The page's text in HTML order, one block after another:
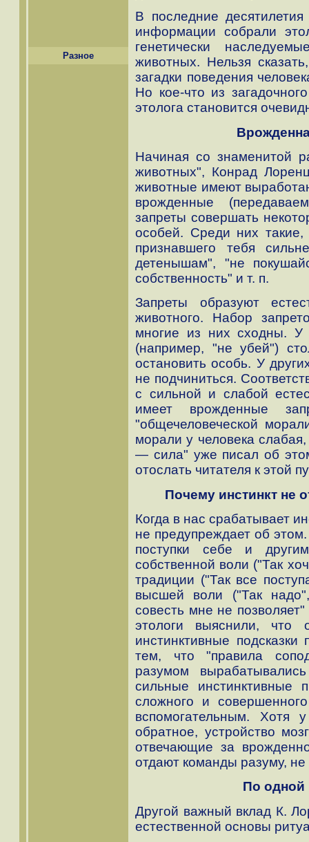
Разное
В последние
информации собрали
генетически
животных. Нельзя
загадки поведения
Но кое-что из
этолога становится
Начиная со знаменитой
животных", Конрад
животные имеют
врожденные
запреты совершать
особей. Среди них
признавшего тебя
детенышам", "не
собственность" и т. п.
Запреты образуют
животного. Набор
многие из них сходны. У
(например, "не убей")
остановить особь. У
не подчиниться.
с сильной и слабой
имеет врожденные
"общечеловеческой
морали у человека
— сила" уже писал об
отослать читателя к этой
Почему инстинкт не
Когда в нас срабатывает
не предупреждает об
поступки себе и
собственной воли ("Так
традиции ("Так все
высшей воли ("Так
совесть мне не
этологи выяснили, что
инстинктивные
тем, что "правила
разумом
сильные инстинктивные
сложного и
вспомогательным.
обратное, устройство
отвечающие за
отдают команды разуму,
По одной
Другой важный вклад К.
естественной основы